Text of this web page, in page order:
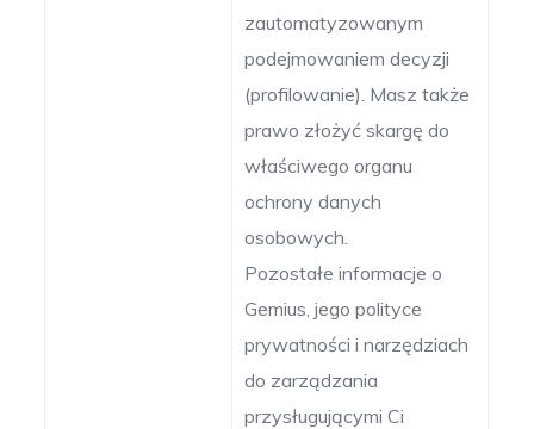
zautomatyzowanym
podejmowaniem decyzji
(profilowanie). Masz także
prawo złożyć skargę do
właściwego organu
ochrony danych
osobowych.
Pozostałe informacje o
Gemius, jego polityce
prywatności i narzędziach
do zarządzania
przysługującymi Ci